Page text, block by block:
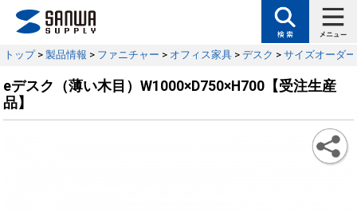
トップ> 製品情報 > ファニチャー > オフィス家具 > デスク > サイズオーダ
eデスク（薄い木目）W1000×D750×H700【受注生産
品】